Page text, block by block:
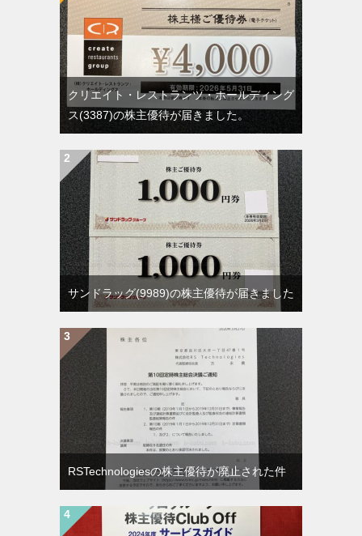
クリエイト・レストランツ・ホールディング
ス(3387)の株主優待が届きました。
サンドラッグ(9989)の株主優待が届きました
RSTechnologiesの株主優待が廃止された件